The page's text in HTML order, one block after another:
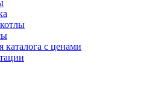
каталога с ценами